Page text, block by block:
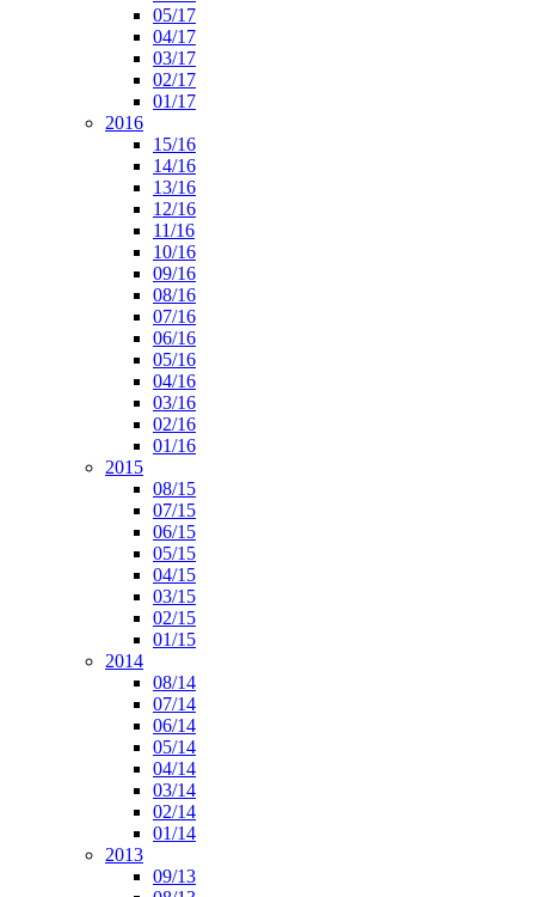
05/17
04/17
03/17
02/17
01/17
2016
15/16
14/16
13/16
12/16
11/16
10/16
09/16
08/16
07/16
06/16
05/16
04/16
03/16
02/16
01/16
2015
08/15
07/15
06/15
05/15
04/15
03/15
02/15
01/15
2014
08/14
07/14
06/14
05/14
04/14
03/14
02/14
01/14
2013
09/13